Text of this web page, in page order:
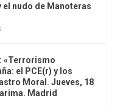
el nudo de Manoteras
«Terrorismo
el PCE(r) y los
Moral. Jueves, 18
Madrid